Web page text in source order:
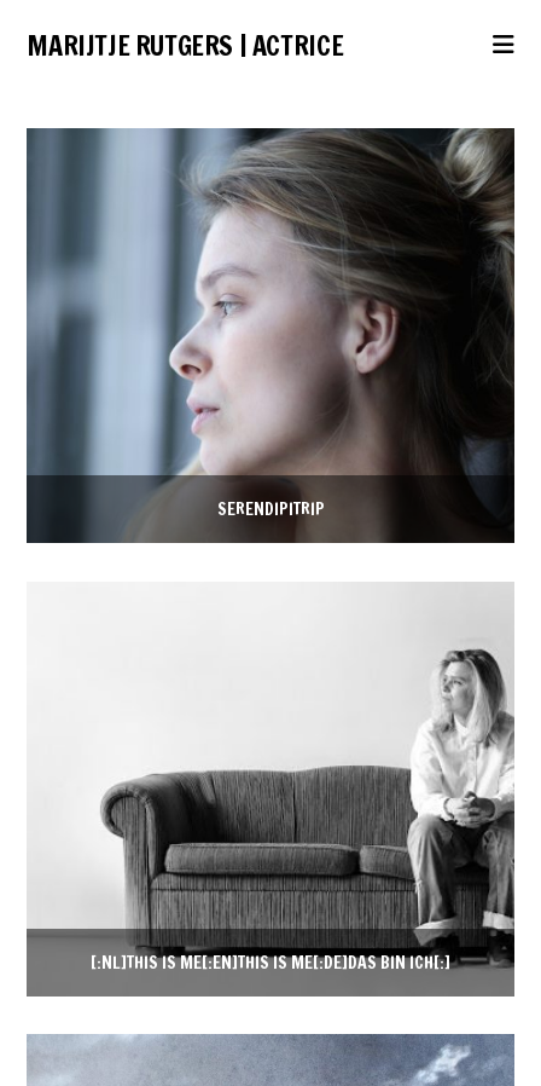
MARIJTJE RUTGERS | ACTRICE
SERENDIPITRIP
[:NL]THIS IS ME[:EN]THIS IS ME[:DE]DAS BIN ICH[:]